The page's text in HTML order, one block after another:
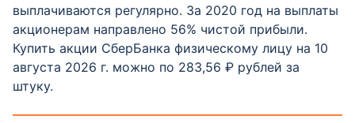
выплачиваются регулярно. За 2020 год на выплаты
акционерам направлено 56% чистой прибыли.
Купить акции СберБанка физическому лицу на 10
августа 2026 г. можно по 283,56 ₽ рублей за
штуку.